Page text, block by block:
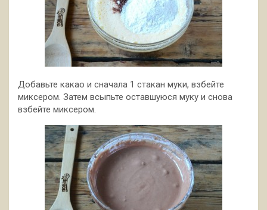
Добавьте какао и сначала 1 стакан муки, взбейте
миксером. Затем всыпьте оставшуюся муку и снова
взбейте миксером.